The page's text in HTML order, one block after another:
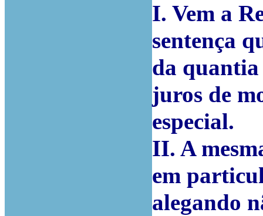
I. Vem a
sentença
da quantia
juros de
especial.
II. A
em
alegando